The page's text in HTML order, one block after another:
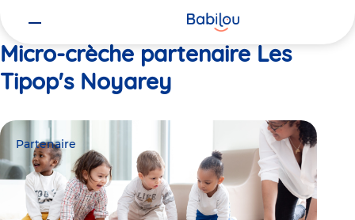
Micro-crèche partenaire Les
Tipop's Noyarey
Partenaire